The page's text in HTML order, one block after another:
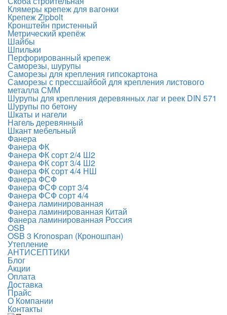
Клямеры крепеж для вагонки
Крепеж Zipbolt
Кронштейн пристенный
Метрический крепёж
Шайбы
Шпильки
Перфорированный крепеж
Саморезы, шурупы
Саморезы для крепления гипсокартона
Саморезы с прессшайбой для крепления листового
металла СММ
Шурупы для крепления деревянных лаг и реек DIN 571
Шурупы по бетону
Шкаты и нагели
Нагель деревянный
Шкант мебельный
Фанера
Фанера ФК
Фанера ФК сорт 2/4 Ш2
Фанера ФК сорт 3/4 Ш2
Фанера ФК сорт 4/4 НШ
Фанера ФСФ
Фанера ФСФ сорт 3/4
Фанера ФСФ сорт 4/4
Фанера ламинированная
Фанера ламинированная Китай
Фанера ламинированная Россия
OSB
OSB 3 Kronospan (Кроношпан)
Утепление
АНТИСЕПТИКИ
Блог
Акции
Оплата
Доставка
Прайс
О Компании
Контакты